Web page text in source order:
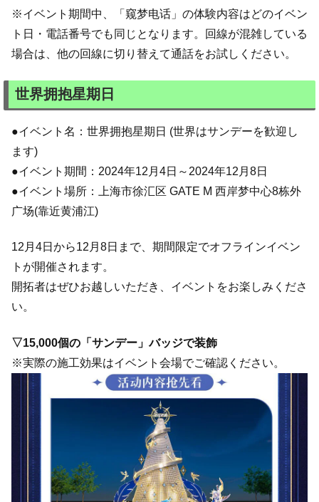
※イベント期間中、「窥梦电话」の体験内容はどのイベン
ト日・電話番号でも同じとなります。回線が混雑している
場合は、他の回線に切り替えて通話をお試しください。
世界拥抱星期日
●イベント名：世界拥抱星期日 (世界はサンデーを歓迎し
ます)
●イベント期間：2024年12月4日～2024年12月8日
●イベント場所：上海市徐汇区 GATE M 西岸梦中心8栋外
广场(靠近黄浦江)
12月4日から12月8日まで、期間限定でオフラインイベン
トが開催されます。
開拓者はぜひお越しいただき、イベントをお楽しみくださ
い。
▽15,000個の「サンデー」バッジで装飾
※実際の施工効果はイベント会場でご確認ください。